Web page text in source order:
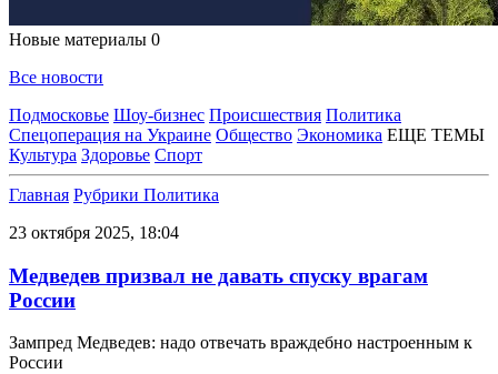
Новые материалы 0
Все новости
Подмосковье Шоу-бизнес Происшествия Политика
Спецоперация на Украине Общество Экономика ЕЩЕ ТЕМЫ
Культура Здоровье Спорт
Главная Рубрики Политика
23 октября 2025, 18:04
Медведев призвал не давать спуску врагам
России
Зампред Медведев: надо отвечать враждебно настроенным к
России